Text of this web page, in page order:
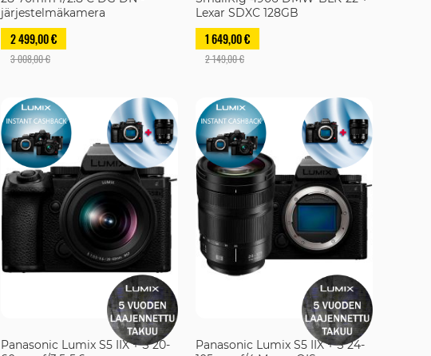
järjestelmäkamera
2 499,00 €
3 008,00 €
Lexar SDXC 128GB
1 649,00 €
2 149,00 €
Panasonic Lumix S5 IIX + S 20-
Panasonic Lumix S5 IIX + S 24-